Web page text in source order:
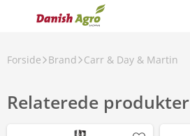
Forside Brand Carr & Day & Martin
Relaterede produkter